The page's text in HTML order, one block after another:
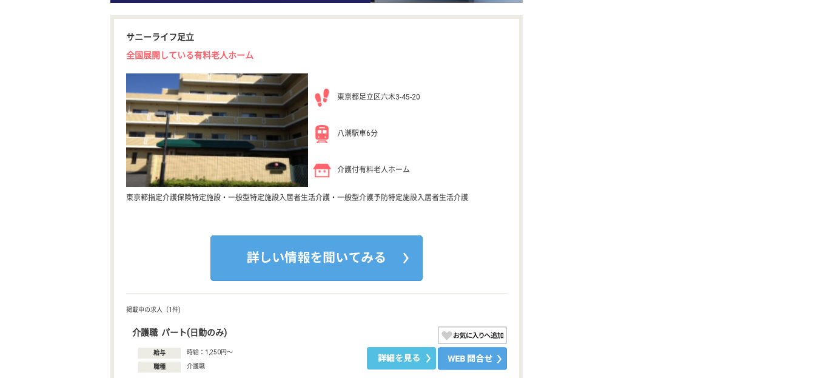
サニーライフ足立
全国展開している有料老人ホーム
東京都足立区六木3-45-20
八潮駅車6分
介護付有料老人ホーム
東京都指定介護保険特定施設・一般型特定施設入居者生活介護・一般型介護予防特定施設入居者生活介護
掲載中の求人（1件)
介護職 パート(日勤のみ)
給与 時給：1,250円〜
職種 介護職